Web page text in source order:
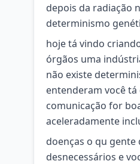
depois da radiação
determinismo
hoje tá vindo
órgãos uma
não existe
entenderam você
comunicação for
aceleradamente
doenças o qu gente
desnecessários e